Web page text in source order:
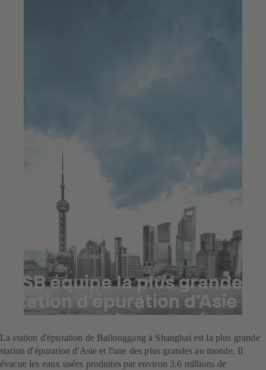
23 juil. 2025 3 min read
KSB équipe la plus grande
station d'épuration d'Asie
de pompes à eaux usées
La station d'épuration de Bailonggang à Shanghai est la plus grande
station d'épuration d'Asie et l'une des plus grandes au monde. Il
évacue les eaux usées produites par environ 3,6 millions de